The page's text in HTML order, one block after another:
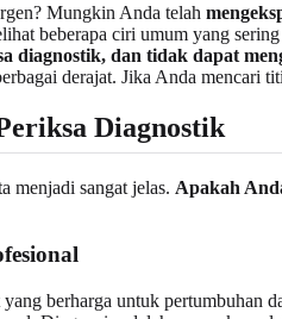
Mungkin Anda telah
beberapa ciri umum yang
dan tidak dapat
derajat. Jika Anda mencari
Diagnostik
menjadi sangat jelas. Apakah
yang berharga untuk pertumbuhan